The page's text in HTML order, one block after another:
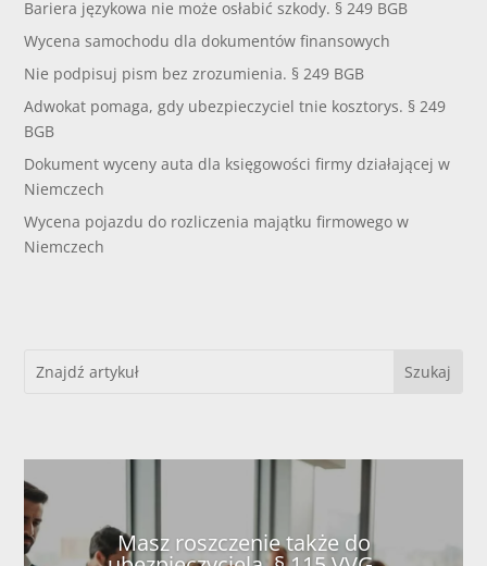
Bariera językowa nie może osłabić szkody. § 249 BGB
Wycena samochodu dla dokumentów finansowych
Nie podpisuj pism bez zrozumienia. § 249 BGB
Adwokat pomaga, gdy ubezpieczyciel tnie kosztorys. § 249
BGB
Dokument wyceny auta dla księgowości firmy działającej w
Niemczech
Wycena pojazdu do rozliczenia majątku firmowego w
Niemczech
Masz roszczenie także do